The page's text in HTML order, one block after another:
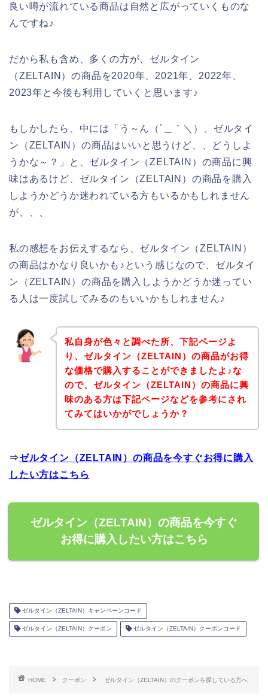
良い噂が流れている商品は自然と広がっていくものな
んですね♪
だから私も含め、多くの方が、ゼルタイン
（ZELTAIN）の商品を2020年、2021年、2022年、
2023年と今後も利用していくと思います♪
もしかしたら、中には「う～ん（´＿｀＼）、ゼルタイ
ン（ZELTAIN）の商品はいいと思うけど、、どうしよ
うかな～？」と、ゼルタイン（ZELTAIN）の商品に興
味はあるけど、ゼルタイン（ZELTAIN）の商品を購入
しようかどうか迷われている方もいるかもしれません
が、、、
私の感想をお伝えするなら、ゼルタイン（ZELTAIN）
の商品はかなり良いかも♪という感じなので、ゼルタイ
ン（ZELTAIN）の商品を購入しようかどうか迷ってい
る人は一度試してみるのもいいかもしれません♪
私自身が色々と調べた所、下記ページよ
り、ゼルタイン（ZELTAIN）の商品がお得
な価格で購入することができましたよ♪な
ので、ゼルタイン（ZELTAIN）の商品に興
味のある方は下記ページなどを参考にされ
てみてはいかがでしょうか？
⇒ゼルタイン（ZELTAIN）の商品を今すぐお得に購入
したい方はこちら
ゼルタイン（ZELTAIN）の商品を今すぐ
お得に購入したい方はこちら
ゼルタイン（ZELTAIN）キャンペーンコード
ゼルタイン（ZELTAIN）クーポン ゼルタイン（ZELTAIN）クーポンコード
HOME クーポン ゼルタイン（ZELTAIN）のクーポンを探している方へ